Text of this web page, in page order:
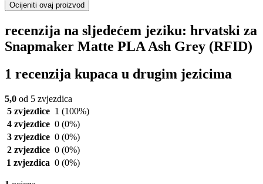
Ocijeniti ovaj proizvod
recenzija na sljedećem jeziku: hrvatski za
Snapmaker Matte PLA Ash Grey (RFID)
1 recenzija kupaca u drugim jezicima
5,0 od 5 zvjezdica
5 zvjezdice 1 (100%)
4 zvjezdice 0 (0%)
3 zvjezdice 0 (0%)
2 zvjezdice 0 (0%)
1 zvjezdica 0 (0%)